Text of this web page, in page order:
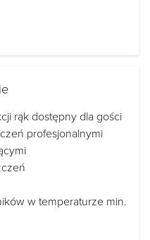
rąk dostępny dla gości
profesjonalnymi
w temperaturze min.